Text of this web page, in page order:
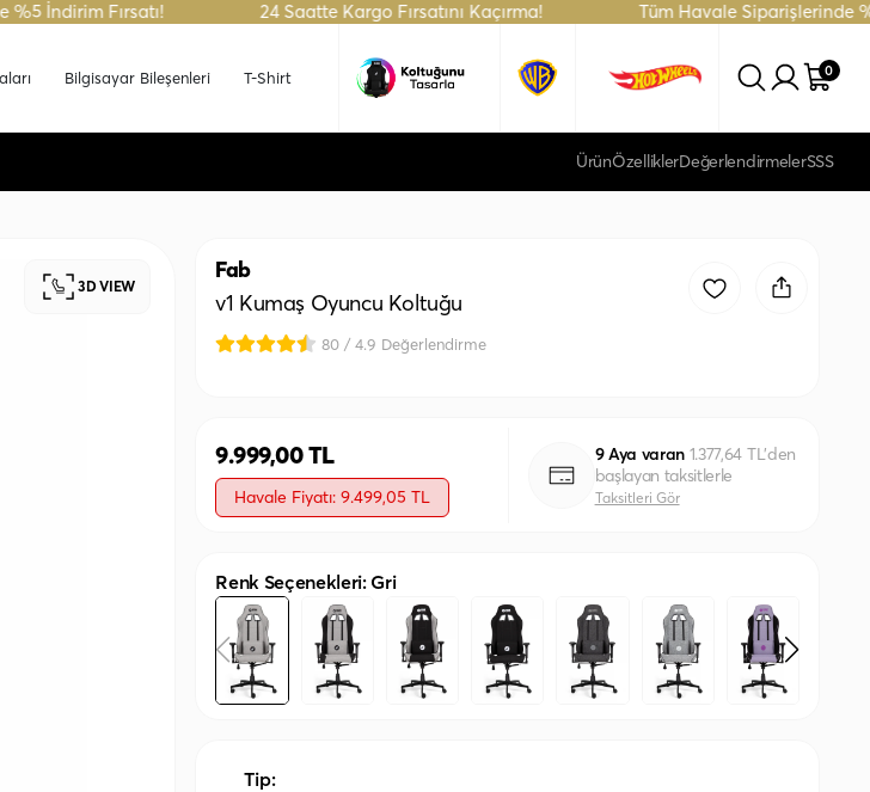
Fırsatı! 24 Saatte Kargo Fırsatını Kaçırma! Tüm Havale Siparişlerinde %5 İndirim
Bilgisayar Bileşenleri T-Shirt 0
ÜrünÖzelliklerDeğerlendirmelerSSS
3D VIEW
Fab
v1 Kumaş Oyuncu Koltuğu
80 / 4.9 Değerlendirme
9.999,00 TL
Havale Fiyatı: 9.499,05 TL
9 Aya varan 1.377,64 TL'den
başlayan taksitlerle
Taksitleri Gör
Renk Seçenekleri: Gri
Tip: